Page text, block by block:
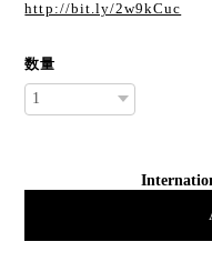
http://bit.ly/2w9kCuc
数量